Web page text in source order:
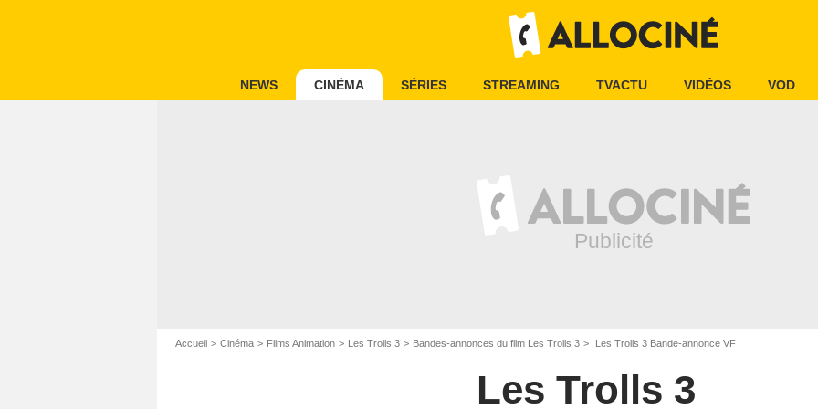
NEWS CINÉMA SÉRIES STREAMING TVACTU VIDÉOS VOD
Accueil Cinéma Films Animation Les Trolls 3 Bandes-annonces du film Les Trolls 3 Les Trolls 3 Bande-annonce VF
Les Trolls 3